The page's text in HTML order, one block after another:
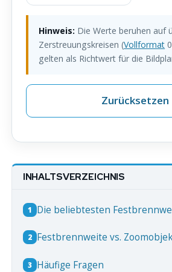
Hinweis: Die Werte beruhen auf
Zerstreuungskreisen (Vollformat
gelten als Richtwert für die
Zurücksetzen
INHALTSVERZEICHNIS
1 Die beliebtesten
2 Festbrennweite vs.
3 Häufige Fragen